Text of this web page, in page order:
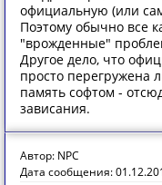
официальную (или
Поэтому обычно все
"врожденные"
Другое дело, что
просто
память софтом -
зависания.
Автор: NPC
Дата сообщения: